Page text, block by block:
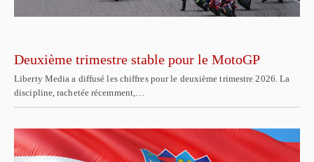
Deuxième trimestre stable pour le MotoGP
Liberty Media a diffusé les chiffres pour le deuxième trimestre 2026. La
discipline, rachetée récemment,…